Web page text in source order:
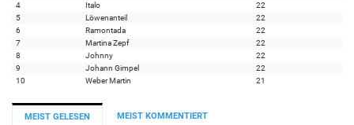
4
Italo
22
5
Löwenanteil
22
6
Ramontada
22
7
Martina Zepf
22
8
Johnny
22
9
Johann Gimpel
22
10
Weber Martin 21
MEIST GELESEN MEIST KOMMENTIERT